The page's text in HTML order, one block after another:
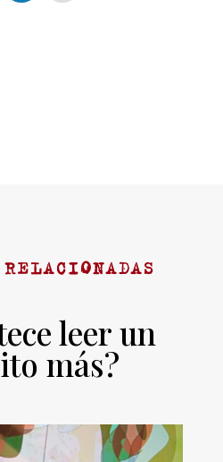
leer un
más?